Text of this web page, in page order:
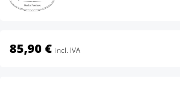
85,90 € incl. IVA